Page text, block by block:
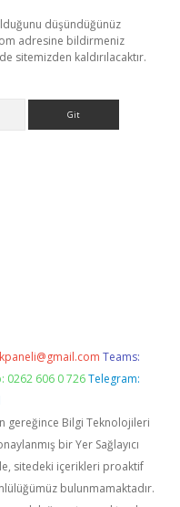
düşündüğünüz
adresine bildirmeniz
sitemizden kaldırılacaktır.
Teams:
0262 606 0 726 Telegram:
gereğince Bilgi Teknolojileri
bir Yer Sağlayıcı
sitedeki içerikleri proaktif
bulunmamaktadır.